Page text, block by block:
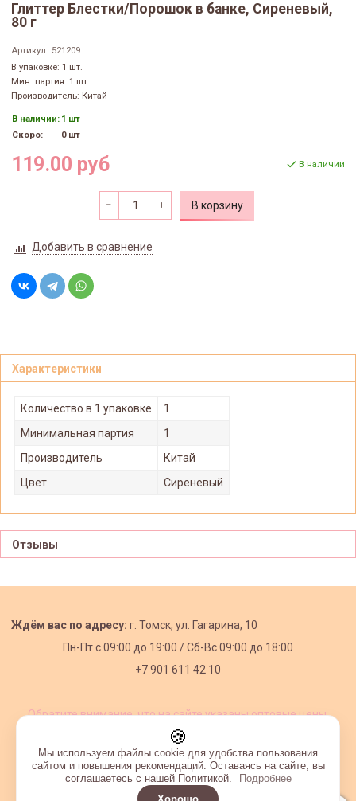
Глиттер Блестки/Порошок в банке, Сиреневый,
80 г
Артикул: 521209
В упаковке: 1 шт.
Мин. партия: 1 шт
Производитель: Китай
В наличии: 1 шт
Скоро:
0 шт
119.00 руб В наличии
В корзину
Добавить в сравнение
Характеристики
Количество в 1 упаковке
1
Минимальная партия
1
Производитель
Китай
Цвет
Сиреневый
Отзывы
Ждём вас по адресу: г. Томск, ул. Гагарина, 10
Пн-Пт с09:00 до 19:00 /Сб-Вс 09:00 до 18:00
+7 901 611 42 10
Обратите внимание, что на сайте указаны оптовые цены,
🍪
Мы используем файлы cookie для удобства пользования
сайтом и повышения рекомендаций. Оставаясь на сайте, вы
соглашаетесь с нашей Политикой.
Подробнее